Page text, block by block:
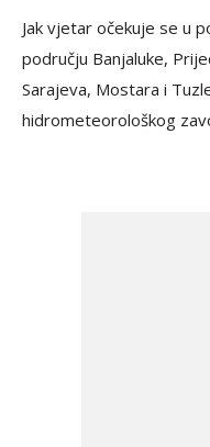
Jak vjetar očekuje se u
području Banjaluke,
Sarajeva, Mostara i
hidrometeorološkog